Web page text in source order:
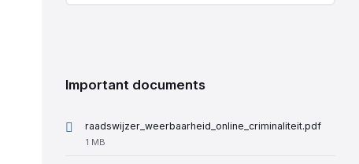
Important documents
raadswijzer_weerbaarheid_online_criminaliteit.pdf
File
1 MB